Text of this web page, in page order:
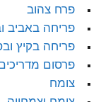
פרח צהוב
פריחה באביב
פריחה בקיץ
פרסום
צומח